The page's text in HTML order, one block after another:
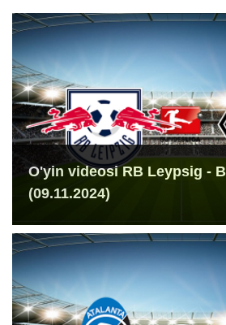
O'yin videosi RB Leypsig -
(09.11.2024)